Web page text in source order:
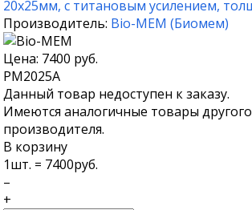
Производитель: Bio-MEM (Биомем)
Цена: 7400 руб.
PM2025A
Данный товар недоступен к заказу.
Имеются аналогичные товары другого
производителя.
В корзину
1шт. = 7400руб.
–
+